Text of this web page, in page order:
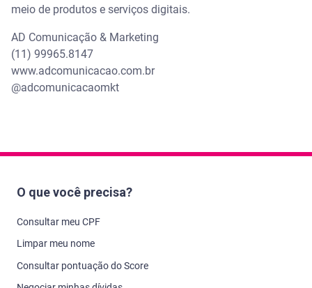
meio de produtos e serviços digitais.
AD Comunicação & Marketing
(11) 99965.8147
www.adcomunicacao.com.br
@adcomunicacaomkt
O que você precisa?
Consultar meu CPF
Limpar meu nome
Consultar pontuação do Score